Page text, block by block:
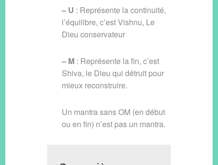
– U : Représente la continuité,
l’équilibre, c’est Vishnu, Le
Dieu conservateur
– M : Représente la fin, c’est
Shiva, le Dieu qui détruit pour
mieux reconstruire.
Un mantra sans OM (en début
ou en fin) n’est pas un mantra.